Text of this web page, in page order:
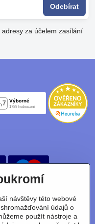
Odebírat
za účelem zasílání
Tiktok
návštěvy této webové
údajů o
použít nástroje a